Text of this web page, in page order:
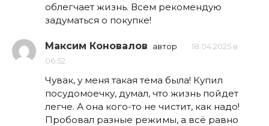
облегчает жизнь. Всем рекомендую
задуматься о покупке!
Максим Коновалов автор
18.04.2025 в
06:52
Чувак, у меня такая тема была! Купил
посудомоечку, думал, что жизнь пойдет
легче. А она кого-то не чистит, как надо!
Пробовал разные режимы, а всё равно